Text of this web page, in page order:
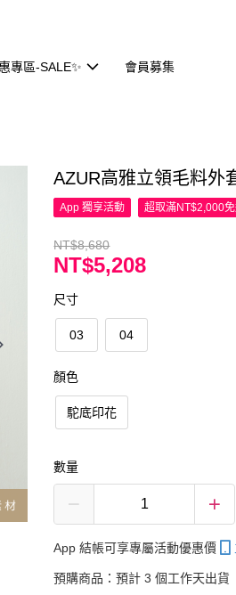
專區-SALE✨ 會員募集
AZUR高雅立領毛料外
App 獨享活動 超取滿NT$2,000
NT$8,680
NT$5,208
尺寸
03 04
顏色
駝底印花
數量
App 結帳可享專屬活動優惠價
預購商品：預計 3 個工作天出貨